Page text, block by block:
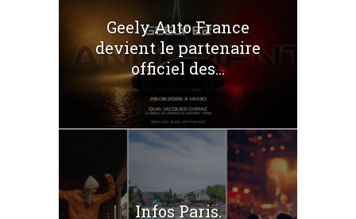
Geely Auto France
devient le partenaire
officiel des...
Infos Paris.